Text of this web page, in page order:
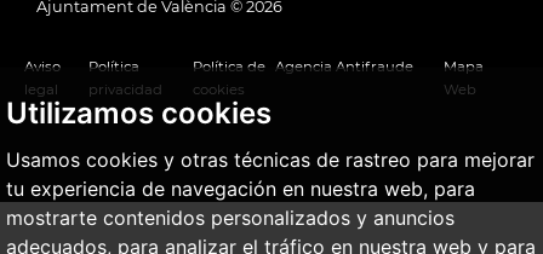
Utilizamos cookies
Usamos cookies y otras técnicas de rastreo para mejorar
tu experiencia de navegación en nuestra web, para
mostrarte contenidos personalizados y anuncios
adecuados, para analizar el tráfico en nuestra web y para
Ajuntament de València © 2026
Aviso
legal
Política
privacidad
Política de
cookies
Agencia Antifraude
Mapa
Web